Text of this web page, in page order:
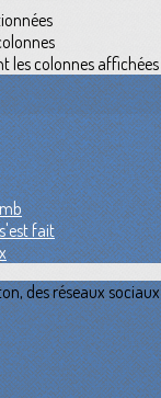
les colonnes affichées
fait
des réseaux sociaux